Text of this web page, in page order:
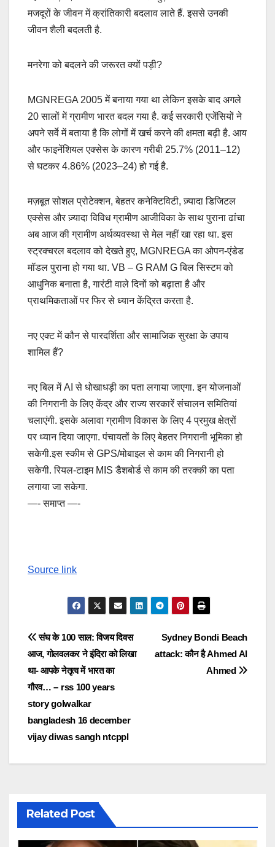
मजदूरों के जीवन में क्रांतिकारी बदलाव लाते हैं. इससे उनकी
जीवन शैली बदलती है.
मनरेगा को बदलने की जरूरत क्यों पड़ी?
MGNREGA 2005 में बनाया गया था लेकिन इसके बाद अगले
20 सालों में ग्रामीण भारत बदल गया है. कई सरकारी एजेंसियों ने
अपने सर्वे में बताया है कि लोगों में खर्च करने की क्षमता बढ़ी है. आय
और फाइनेंशियल एक्सेस के कारण गरीबी 25.7% (2011–12)
से घटकर 4.86% (2023–24) हो गई है.
मज़बूत सोशल प्रोटेक्शन, बेहतर कनेक्टिविटी, ज़्यादा डिजिटल
एक्सेस और ज़्यादा विविध ग्रामीण आजीविका के साथ पुराना ढांचा
अब आज की ग्रामीण अर्थव्यवस्था से मेल नहीं खा रहा था. इस
स्ट्रक्चरल बदलाव को देखते हुए, MGNREGA का ओपन-एंडेड
मॉडल पुराना हो गया था. VB – G RAM G बिल सिस्टम को
आधुनिक बनाता है, गारंटी वाले दिनों को बढ़ाता है और
प्राथमिकताओं पर फिर से ध्यान केंद्रित करता है.
नए एक्ट में कौन से पारदर्शिता और सामाजिक सुरक्षा के उपाय
शामिल हैं?
नए बिल में AI से धोखाधड़ी का पता लगाया जाएगा. इन योजनाओं
की निगरानी के लिए केंद्र और राज्य सरकारें संचालन समितियां
चलाएंगी. इसके अलावा ग्रामीण विकास के लिए 4 प्रमुख क्षेत्रों
पर ध्यान दिया जाएगा. पंचायतों के लिए बेहतर निगरानी भूमिका हो
सकेगी.इस स्कीम से GPS/मोबाइल से काम की निगरानी हो
सकेगी. रियल-टाइम MIS डैशबोर्ड से काम की तरक्की का पता
लगाया जा सकेगा.
—- समाप्त —-
Source link
Post
navigation
Sydney Bondi Beach
attack: कौन है Ahmed Al
Ahmed
संघ के 100 साल: विजय दिवस
आज, गोलवलकर ने इंदिरा को लिखा
था- आपके नेतृत्व में भारत का
गौरव… – rss 100 years
story golwalkar
bangladesh 16 december
vijay diwas sangh ntcppl
Related Post